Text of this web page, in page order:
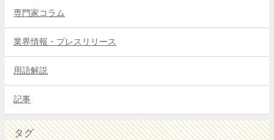
専門家コラム
業界情報・プレスリリース
用語解説
記事
タグ